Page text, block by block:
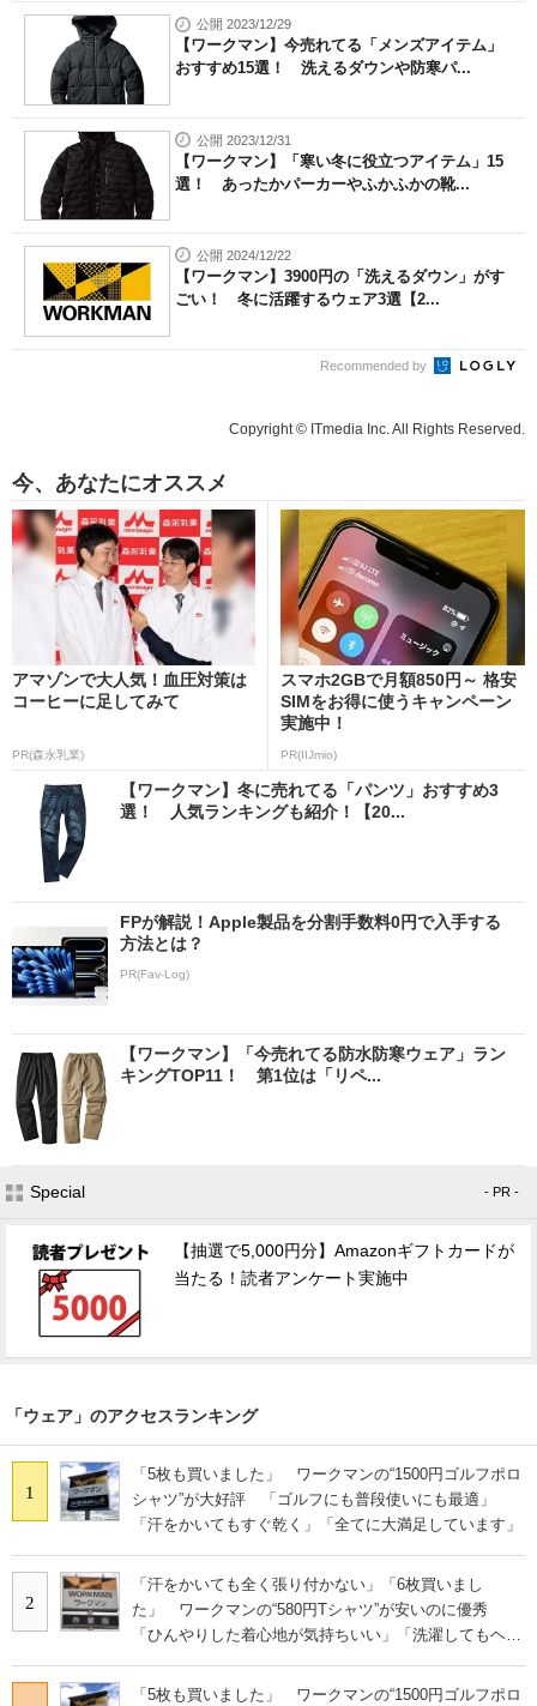
公開 2023/12/29
【ワークマン】今売れてる「メンズアイテム」
おすすめ15選！ 洗えるダウンや防寒パ...
公開 2023/12/31
【ワークマン】「寒い冬に役立つアイテム」15
選！ あったかパーカーやふかふかの靴...
公開 2024/12/22
【ワークマン】3900円の「洗えるダウン」がす
ごい！ 冬に活躍するウェア3選【2...
Recommended by
Copyright © ITmedia Inc. All Rights Reserved.
今、あなたにオススメ
アマゾンで大人気！血圧対策は
コーヒーに足してみて
PR(森永乳業)
スマホ2GBで月額850円～ 格安
SIMをお得に使うキャンペーン
実施中！
PR(IIJmio)
【ワークマン】冬に売れてる「パンツ」おすすめ3
選！ 人気ランキングも紹介！【20...
FPが解説！Apple製品を分割手数料0円で入手する
方法とは？
PR(Fav-Log)
【ワークマン】「今売れてる防水防寒ウェア」ラン
キングTOP11！ 第1位は「リペ...
Special - PR -
【抽選で5,000円分】Amazonギフトカードが
当たる！読者アンケート実施中
「ウェア」のアクセスランキング
1
「5枚も買いました」 ワークマンの“1500円ゴルフポロ
シャツ”が大好評 「ゴルフにも普段使いにも最適」
「汗をかいてもすぐ乾く」「全てに大満足しています」
2
「汗をかいても全く張り付かない」「6枚買いまし
た」 ワークマンの“580円Tシャツ”が安いのに優秀
「ひんやりした着心地が気持ちいい」「洗濯してもヘタ
「5枚も買いました」 ワークマンの“1500円ゴルフポロ